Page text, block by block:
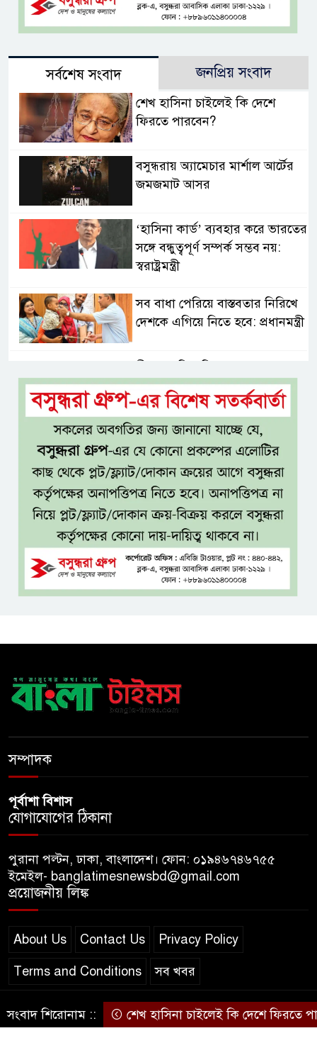
সর্বশেষ সংবাদ জনপ্রিয় সংবাদ
শেখ হাসিনা চাইলেই কি দেশে
ফিরতে পারবেন?
বসুন্ধরায় অ্যামেচার মার্শাল আর্টের
জমজমাট আসর
‘হাসিনা কার্ড’ ব্যবহার করে ভারতের
সঙ্গে বন্ধুত্বপূর্ণ সম্পর্ক সম্ভব নয়:
স্বরাষ্ট্রমন্ত্রী
সব বাধা পেরিয়ে বাস্তবতার নিরিখে
দেশকে এগিয়ে নিতে হবে: প্রধানমন্ত্রী
সোবহান আনভীর
সেবার মানসিকতা ছাড়া
চিকিৎসাব্যবস্থার মানোন্নয়ন সম্ভব
নয়: প্রধানমন্ত্রী
বিদ্যুৎ-জ্বালানি নিয়ে অস্থিতিশীলতা
সৃষ্টিতে সক্রিয় চক্র: প্রধানমন্ত্রী
তনু হত্যা মামলায় সাবেক
সেনাসদস্য হাফিজুর রহমানকে
হাসিনাকে ঘিরে ঢাকা-দিল্লি সম্পর্কে
মজুদদারির বিরুদ্ধে বিশেষ ক্ষমতা
সম্পাদক
পূর্বাশা বিশাস
যোগাযোগের ঠিকানা
পুরানা পল্টন, ঢাকা, বাংলাদেশ। ফোন: ০১৯৪৬৭৪৬৭৫৫
ইমেইল- banglatimesnewsbd@gmail.com
প্রয়োজনীয় লিঙ্ক
About Us Contact Us Privacy Policy
Terms and Conditions সব খবর
© স্বত্ব বাংলা-টাইমস ২০২০-২০২৪
সংবাদ শিরোনাম :: শেখ হাসিনা চাইলেই কি দেশে ফিরতে